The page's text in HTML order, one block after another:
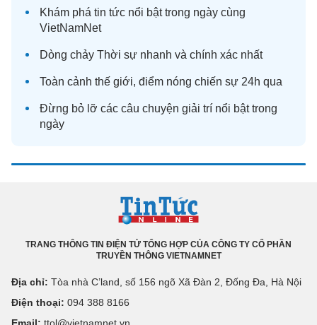
Khám phá tin tức nổi bật trong ngày cùng
VietNamNet
Dòng chảy Thời sự nhanh và chính xác nhất
Toàn cảnh thế giới, điểm nóng chiến sự 24h qua
Đừng bỏ lỡ các câu chuyện giải trí nổi bật trong
ngày
TRANG THÔNG TIN ĐIỆN TỬ TỔNG HỢP CỦA CÔNG TY CỔ PHẦN
TRUYỀN THÔNG VIETNAMNET
Địa chỉ: Tòa nhà C’land, số 156 ngõ Xã Đàn 2, Đống Đa, Hà Nội
Điện thoại: 094 388 8166